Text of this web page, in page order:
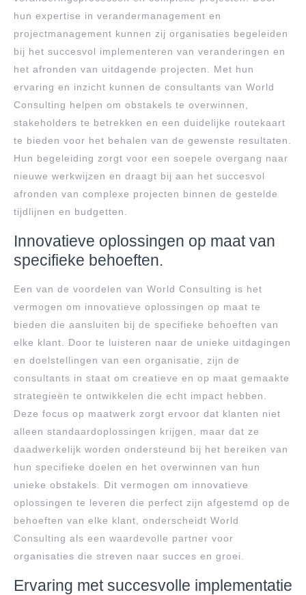
hun expertise in verandermanagement en
projectmanagement kunnen zij organisaties begeleiden
bij het succesvol implementeren van veranderingen en
het afronden van uitdagende projecten. Met hun
ervaring en inzicht kunnen de consultants van World
Consulting helpen om obstakels te overwinnen,
stakeholders te betrekken en een duidelijke routekaart
te bieden voor het behalen van de gewenste resultaten.
Hun begeleiding zorgt voor een soepele overgang naar
nieuwe werkwijzen en draagt bij aan het succesvol
afronden van complexe projecten binnen de gestelde
tijdlijnen en budgetten.
Innovatieve oplossingen op maat van
specifieke behoeften.
Een van de voordelen van World Consulting is het
vermogen om innovatieve oplossingen op maat te
bieden die aansluiten bij de specifieke behoeften van
elke klant. Door te luisteren naar de unieke uitdagingen
en doelstellingen van een organisatie, zijn de
consultants in staat om creatieve en op maat gemaakte
strategieën te ontwikkelen die echt impact hebben.
Deze focus op maatwerk zorgt ervoor dat klanten niet
alleen standaardoplossingen krijgen, maar dat ze
daadwerkelijk worden ondersteund bij het bereiken van
hun specifieke doelen en het overwinnen van hun
unieke obstakels. Dit vermogen om innovatieve
oplossingen te leveren die perfect zijn afgestemd op de
behoeften van elke klant, onderscheidt World
Consulting als een waardevolle partner voor
organisaties die streven naar succes en groei.
Ervaring met succesvolle implementatie